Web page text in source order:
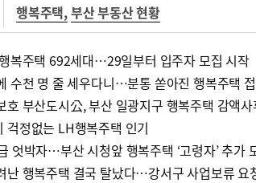
행복주택,부산 부동산 현황
복주택 692세대…29일부터 입주자 모집 시작
수천 명 줄 세우다니…분통 쏟아진 행복주택
호 부산도시公, 부산 일광지구 행복주택 감액
걱정없는 LH행복주택 인기
엇박자…부산 시청앞 행복주택 ‘고령자’ 추가
난 행복주택 결국 탈났다…강서구 사업보류 요